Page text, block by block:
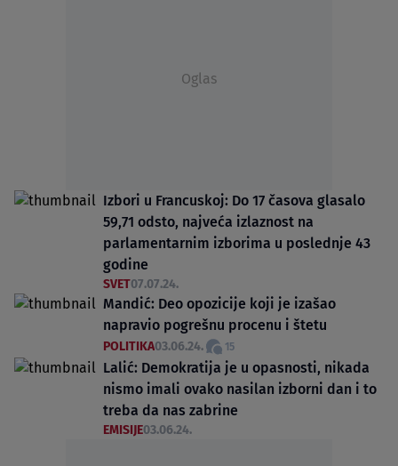
Oglas
Izbori u Francuskoj: Do 17 časova glasalo
59,71 odsto, najveća izlaznost na
parlamentarnim izborima u poslednje 43
godine
SVET07.07.24.
Mandić: Deo opozicije koji je izašao
napravio pogrešnu procenu i štetu
POLITIKA03.06.24. 15
Lalić: Demokratija je u opasnosti, nikada
nismo imali ovako nasilan izborni dan i to
treba da nas zabrine
EMISIJE03.06.24.